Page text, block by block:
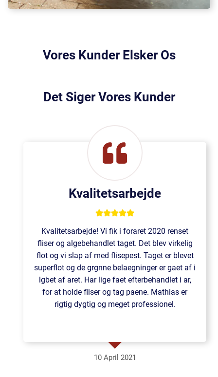
Vores Kunder Elsker Os
Det Siger Vores Kunder
Kvalitetsarbejde
Kvalitetsarbejde! Vi fik i foraret 2020 renset
fliser og algebehandlet taget. Det blev virkelig
flot og vi slap af med flisepest. Taget er blevet
superflot og de grgnne belaegninger er gaet af i
lgbet af aret. Har lige faet efterbehandlet i ar,
for at holde fliser og tag paene. Mathias er
rigtig dygtig og meget professionel.
10 April 2021